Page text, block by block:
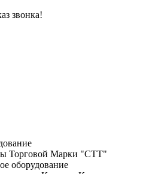
звонка!
Торговой Марки "СТТ"
оборудование